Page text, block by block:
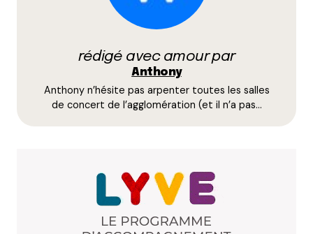
E-mail *
Prévenez-moi de tous les nouveaux commentaires
rédigé avec amour par
Anthony
Anthony n’hésite pas arpenter toutes les salles
de concert de l’agglomération (et il n’a pas…